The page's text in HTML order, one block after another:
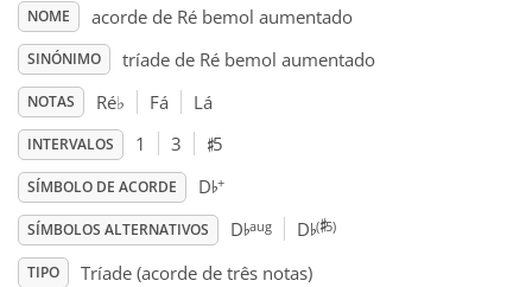
English
Español
Français
NOME acorde de Ré bemol aumentado
SINÓNIMO tríade de Ré bemol aumentado
NOTAS Ré♭ Fá Lá
INTERVALOS 1 3 ♯5
SÍMBOLO DE ACORDE D♭+
SÍMBOLOS ALTERNATIVOS D♭aug D♭(♯5)
TIPO Tríade (acorde de três notas)